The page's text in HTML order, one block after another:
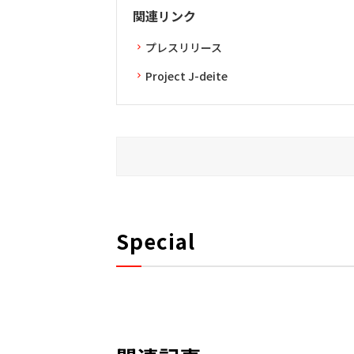
関連リンク
プレスリリース
Project J-deite
Special